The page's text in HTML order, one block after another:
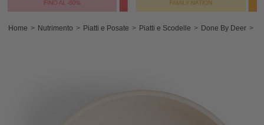
Home Nutrimento Piatti e Posate Piatti e Scodelle Done By Deer